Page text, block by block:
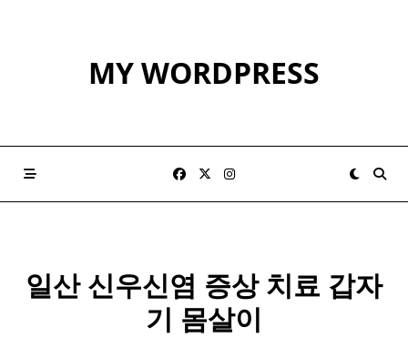
MY WORDPRESS
일산 신우신염 증상 치료 갑자
기 몸살이